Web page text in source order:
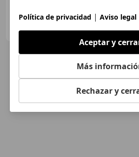
OcasionPlus - Alicante - San Juan
ES-03550 Sant Joan d'Alacant
Política de privacidad | Aviso legal
Aceptar y
Más
Rechazar y